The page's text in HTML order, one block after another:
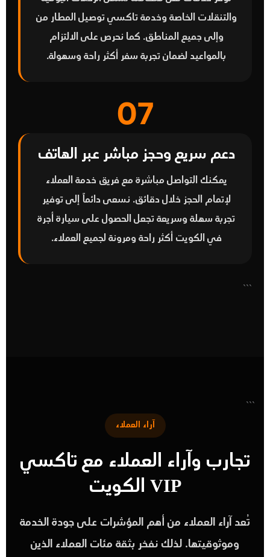
والتنقلات الخاصة وخدمةتاكسي توصيل المطار من
وإلى جميع المناطق. كما نحرص على الالتزام
بالمواعيد لضمان تجربة سفر أكثر راحة وسهولة.
07
دعم سريع وحجز مباشر عبر الهاتف
يمكنك التواصل مباشرة مع فريق خدمة العملاء
لإتمام الحجز خلال دقائق. نسعى دائماً إلى توفير
تجربة سهلة وسريعة تجعل الحصول على سيارة أجرة
في الكويت أكثر راحة ومرونة لجميع العملاء.
```
```
آراء العملاء
تجارب وآراء العملاء مع تاكسي
VIP الكويت
تُعد آراء العملاء من أهم المؤشرات على جودة الخدمة
وموثوقيتها. لذلك نفخر بثقة مئات العملاء الذين